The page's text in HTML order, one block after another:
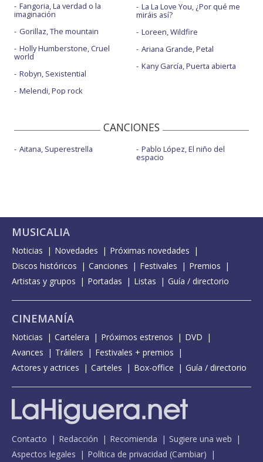
Fangoria, La verdad o la
imaginación
Gorillaz, The mountain
Holly Humberstone, Cruel
world
Robyn, Sexistential
Melendi, Pop rock
La La Love You, ¿Por qué me
miráis así?
Loreen, Wildfire
Ariana Grande, Petal
Kany García, Puerta abierta
CANCIONES
Aitana, Superestrella Pablo López, El niño del
espacio
MUSICALIA
Noticias Novedades
Próximas novedades
Discos históricos
Canciones Festivales
Premios
Artistas y grupos
Portadas Listas Guía / directorio
CINEMANÍA
Noticias Cartelera Próximos estrenos
DVD
Avances
Tráilers
Festivales + premios
Actores y actrices
Carteles Box-office Guía / directorio
Contacto Redacción Recomienda
Sugiere una web
Aspectos legales
Política de privacidad (Cambiar)